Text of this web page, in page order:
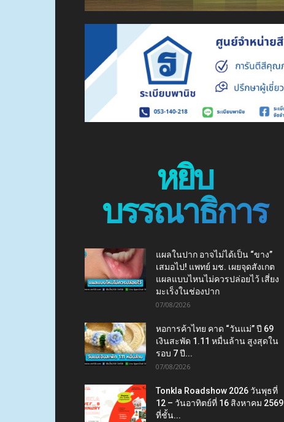
หยิบ
บรรณาธิการ
แผลในปาก อาจไม่ได้เป็น “ขาง”
เสมอไป! แพทย์ มช. เผยจุดสังเกต
แผลแบบไหนไม่ควรปล่อยไว้ เสี่ยง
มะเร็งในช่องปาก
07/08/2026
หอการค้าไทย คาด “วันแม่” ปี 69
เงินสะพัด 1.11 หมื่นล้าน สูงสุดใน
รอบ 7 ปี...
07/08/2026
Tonkla Roadshow 2026 วันพุธที่
12 – วันอาทิตย์ที่ 16 สิงหาคม 2569
ที่ชั้น...